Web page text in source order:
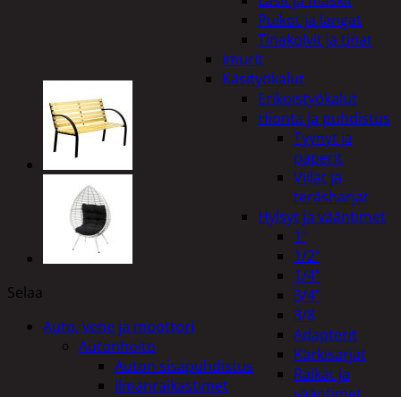
Puikot ja langat
Tinakolvit ja tinat
Imurit
Käsityökalut
Erikoistyökalut
Hionta ja puhdistus
Tyynyt ja
paperit
Viilat ja
teräsharjat
Hylsyt ja vääntimet
1"
1/2"
1/4"
3/4"
3/8
Adapterit
Kärkisarjat
Räikät ja
Selaa
Auto, vene ja moottori
Autonhoito
Auton sisäpuhdistus
ilmanraikastimet